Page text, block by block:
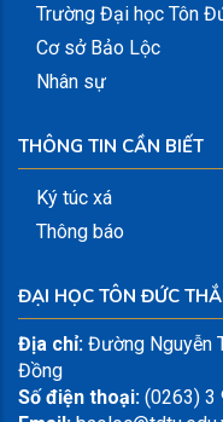
Trường Đại học Tôn
Cơ sở Bảo Lộc
Nhân sự
THÔNG TIN CẦN BIẾT
Ký túc xá
Thông báo
ĐẠI HỌC TÔN ĐỨC
Địa chỉ: Đường Nguyễn
Đồng
Số điện thoại: (0263) 3